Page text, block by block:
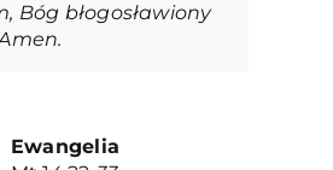
Bóg błogosławiony
Ewangelia